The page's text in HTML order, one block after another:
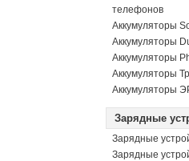
телефонов
Аккумуляторы
Аккумуляторы
Аккумуляторы
Аккумуляторы
Аккумуляторы
Зарядные
Зарядные
Зарядные